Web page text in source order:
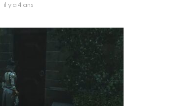
il y a 4 ans